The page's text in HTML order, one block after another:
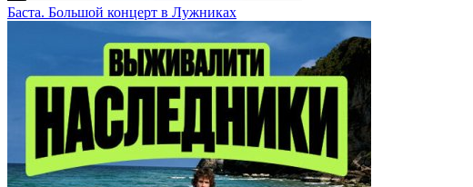
Баста. Большой концерт в Лужниках